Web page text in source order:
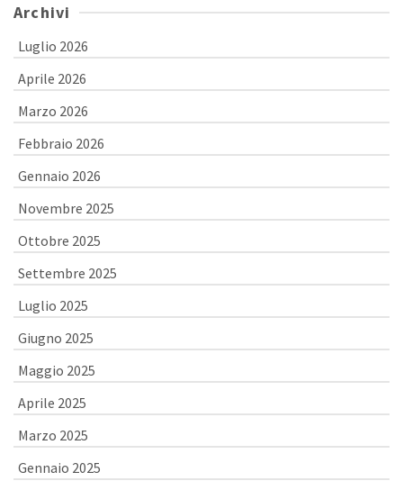
Archivi
Luglio 2026
Aprile 2026
Marzo 2026
Febbraio 2026
Gennaio 2026
Novembre 2025
Ottobre 2025
Settembre 2025
Luglio 2025
Giugno 2025
Maggio 2025
Aprile 2025
Marzo 2025
Gennaio 2025